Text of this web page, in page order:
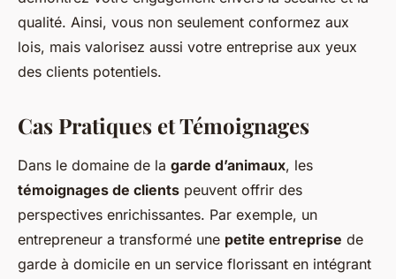
qualité. Ainsi, vous non seulement conformez aux
lois, mais valorisez aussi votre entreprise aux yeux
des clients potentiels.
Cas Pratiques et Témoignages
Dans le domaine de la garde d’animaux, les
témoignages de clients peuvent offrir des
perspectives enrichissantes. Par exemple, un
entrepreneur a transformé une petite entreprise de
garde à domicile en un service florissant en intégrant